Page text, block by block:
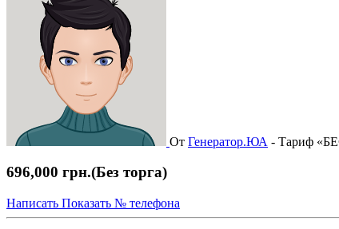
От Генератор.ЮА - Тариф
696,000 грн.(Без торга)
Написать Показать № телефона